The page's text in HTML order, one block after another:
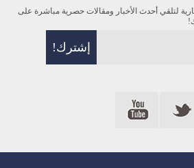
لتلقي أحدث الأخبار ومقالات حصرية مباشرة على